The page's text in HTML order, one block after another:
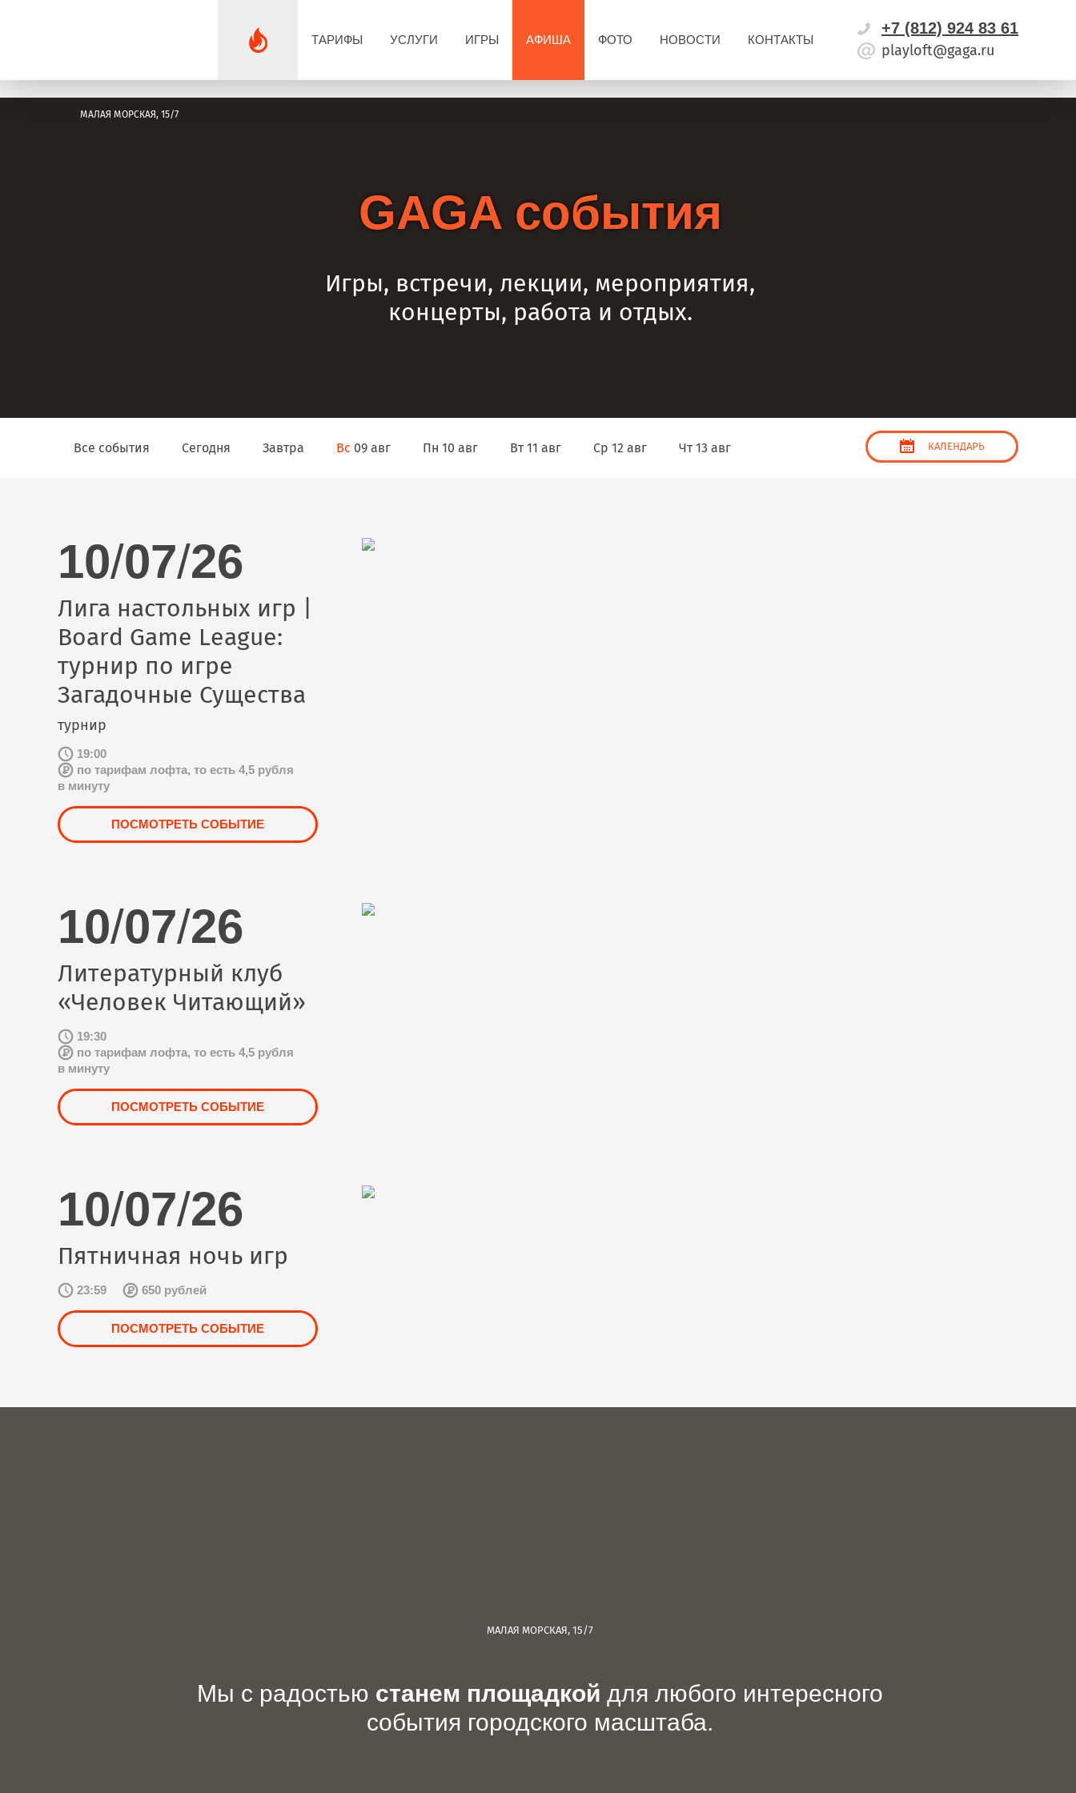
МАЛАЯ МОРСКАЯ, 15/7
ТАРИФЫ УСЛУГИ ИГРЫ АФИША ФОТО НОВОСТИ КОНТАКТЫ
+7 (812) 924 83 61
playloft@gaga.ru
GAGA события
Игры, встречи, лекции, мероприятия,
концерты, работа и отдых.
Все события Сегодня Завтра Вс 09 авг Пн 10 авг Вт 11 авг Ср 12 авг Чт 13 авг КАЛЕНДАРЬ
10/07/26
Лига настольных игр |
Board Game League:
турнир по игре
Загадочные Существа
турнир
19:00
по тарифам лофта, то есть 4,5 рубля
в минуту
ПОСМОТРЕТЬ СОБЫТИЕ
10/07/26
Литературный клуб
«Человек Читающий»
19:30
по тарифам лофта, то есть 4,5 рубля
в минуту
ПОСМОТРЕТЬ СОБЫТИЕ
10/07/26
Пятничная ночь игр
23:59 650 рублей
ПОСМОТРЕТЬ СОБЫТИЕ
МАЛАЯ МОРСКАЯ, 15/7
Мы с радостью станем площадкой для любого интересного
события городского масштаба.